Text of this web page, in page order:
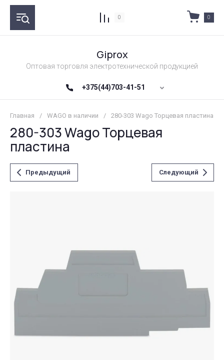
0 0
Giprox
Оптовая торговля электротехнической продукцией
+375(44)703-41-51
Главная / WAGO в наличии / 280-303 Wago Торцевая пластина
280-303 Wago Торцевая
пластина
Предыдущий Следующий